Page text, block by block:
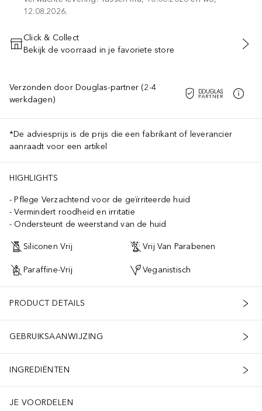
12.08.2026.
VOEG TOE AAN WINKELMANDJE
Click & Collect
Bekijk de voorraad in je favoriete store
Verzonden door Douglas-partner (2-4
werkdagen)
*De adviesprijs is de prijs die een fabrikant of leverancier
aanraadt voor een artikel
HIGHLIGHTS
Pflege Verzachtend voor de geïrriteerde huid
Vermindert roodheid en irritatie
Ondersteunt de weerstand van de huid
Siliconen Vrij Vrij Van Parabenen
Paraffine-Vrij Veganistisch
PRODUCT DETAILS
GEBRUIKSAANWIJZING
INGREDIËNTEN
JE VOORDELEN